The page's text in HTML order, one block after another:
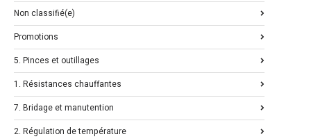
Non classifié(e)
Promotions
5. Pinces et outillages
1. Résistances chauffantes
7. Bridage et manutention
2. Régulation de température